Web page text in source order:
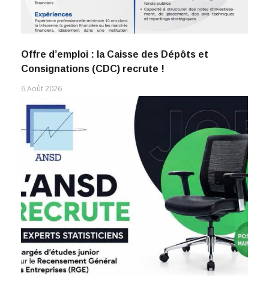
Offre d’emploi : la Caisse des Dépôts et
Consignations (CDC) recrute !
6 Août 2026